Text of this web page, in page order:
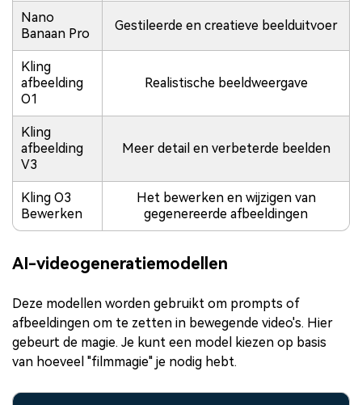
Nano
Banaan Pro
Gestileerde en creatieve beelduitvoer
Kling
afbeelding
O1
Realistische beeldweergave
Kling
afbeelding
V3
Meer detail en verbeterde beelden
Kling O3
Bewerken
Het bewerken en wijzigen van
gegenereerde afbeeldingen
AI-videogeneratiemodellen
Deze modellen worden gebruikt om prompts of
afbeeldingen om te zetten in bewegende video's. Hier
gebeurt de magie. Je kunt een model kiezen op basis
van hoeveel "filmmagie" je nodig hebt.